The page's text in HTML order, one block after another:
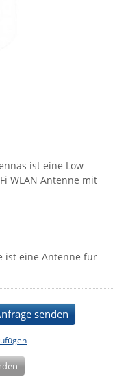
WLAN
ist eine Low
WLAN Antenne mit
ist eine Antenne für
senden